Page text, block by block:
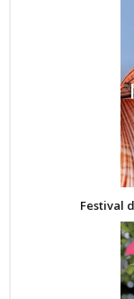
Festival